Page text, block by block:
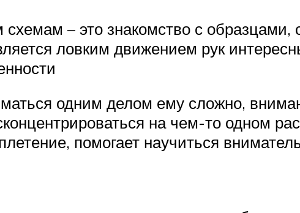
схемам – это знакомство с
ловким движением рук
одним делом ему сложно,
на чем-то одном
помогает научиться